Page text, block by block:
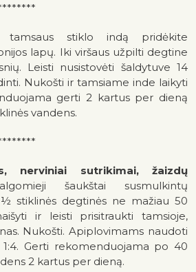
tamsaus stiklo indą pridėkite
lapų. Iki viršaus užpilti degtine
Leisti nusistovėti šaldytuve 14
Nukošti ir tamsiame inde laikyti
gerti 2 kartus per dieną
vandens.
nerviniai sutrikimai, žaizdų
šaukštai susmulkintų
stiklinės degtinės ne mažiau 50
ir leisti prisitraukti tamsioje,
Nukošti. Apiplovimams naudoti
1:4. Gerti rekomenduojama po 40
2 kartus per dieną.